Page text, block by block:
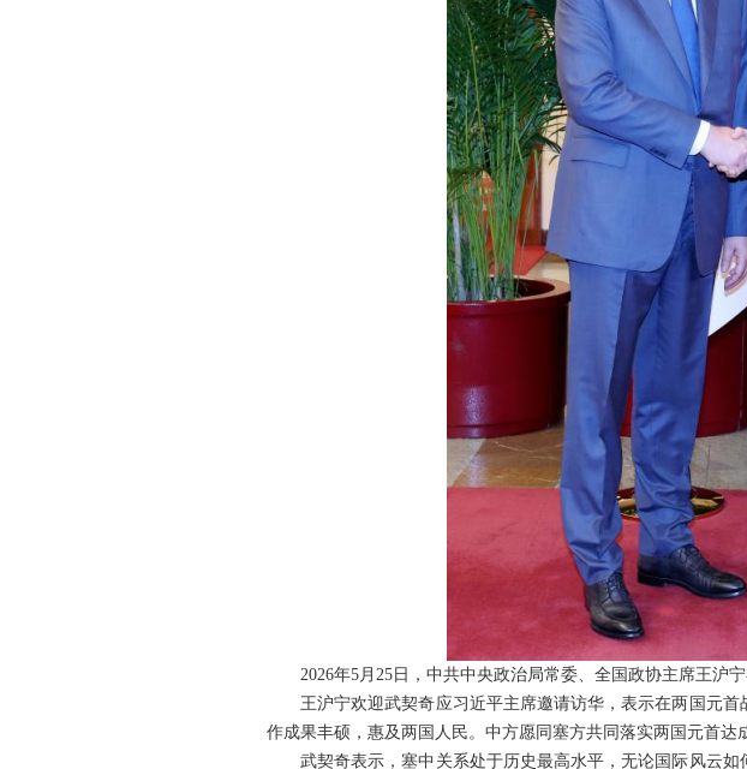
2026年5月25日，中共中央政治局常委、全国政协主席王沪
王沪宁欢迎武契奇应习近平主席邀请访华，表示在两国元
作成果丰硕，惠及两国人民。中方愿同塞方共同落实两国元首
武契奇表示，塞中关系处于历史最高水平，无论国际风云